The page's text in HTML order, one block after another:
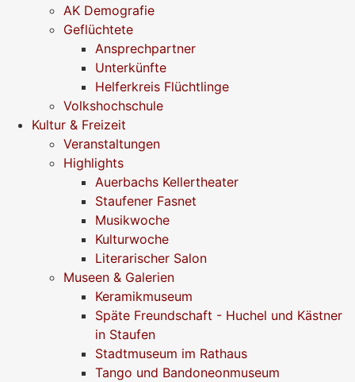
AK Demografie
Geflüchtete
Ansprechpartner
Unterkünfte
Helferkreis Flüchtlinge
Volkshochschule
Kultur & Freizeit
Veranstaltungen
Highlights
Auerbachs Kellertheater
Staufener Fasnet
Musikwoche
Kulturwoche
Literarischer Salon
Museen & Galerien
Keramikmuseum
Späte Freundschaft - Huchel und Kästner
in Staufen
Stadtmuseum im Rathaus
Tango und Bandoneonmuseum